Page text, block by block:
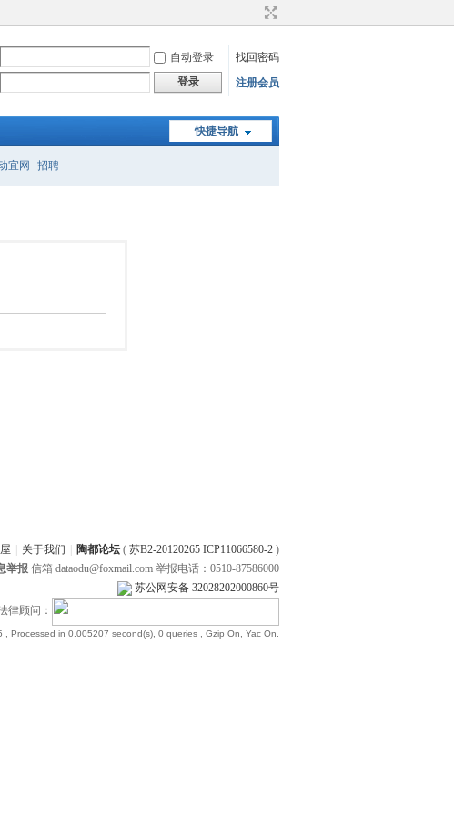
自动登录
找回密码
登录 注册会员
快捷导航
宜网 招聘
关于我们 陶都论坛 ( 苏B2-20120265 ICP11066580-2 )
举报 信箱 dataodu@foxmail.com 举报电话：0510-87586000
苏公网安备 32028202000860号
律顾问：
, Processed in 0.005207 second(s), 0 queries , Gzip On, Yac On.